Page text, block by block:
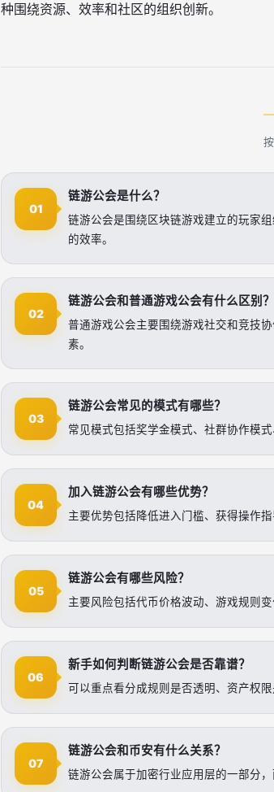
种围绕资源、效率和社区的组织创新。
01
链游公会是什么？
链游公会是围绕区块链游戏建立的玩家
的效率。
02
链游公会和普通游戏公会有什么区别？
普通游戏公会主要围绕游戏社交和竞技
素。
03
链游公会常见的模式有哪些？
常见模式包括奖学金模式、社群协作模
04
加入链游公会有哪些优势？
主要优势包括降低进入门槛、获得操作
05
链游公会有哪些风险？
主要风险包括代币价格波动、游戏规则
06
新手如何判断链游公会是否靠谱？
可以重点看分成规则是否透明、资产权
07
链游公会和币安有什么关系？
链游公会属于加密行业应用层的一部分